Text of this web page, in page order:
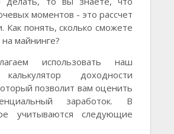
моментов - это рассчет
Как понять, сколько сможете
майнинге?
использовать наш
доходности
позволит вам оценить
заработок. В
учитываются следующие